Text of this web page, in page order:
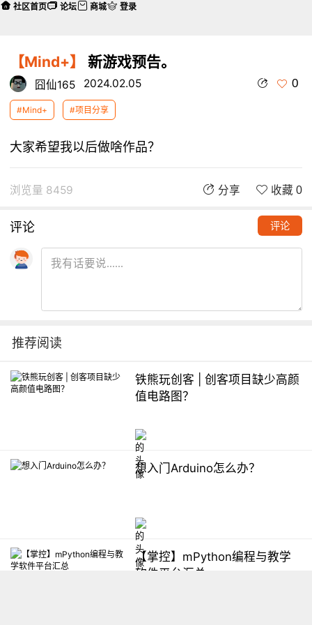
【Mind+】 新游戏预告。
囧仙165 2024.02.05 0
#Mind+ #项目分享
大家希望我以后做啥作品？
浏览量 8459 分享 收藏 0
评论 评论
推荐阅读
铁熊玩创客 | 创客项目缺少高颜
值电路图？
想入门Arduino怎么办？
【掌控】mPython编程与教学
软件平台汇总
社区首页 论坛 商城 登录